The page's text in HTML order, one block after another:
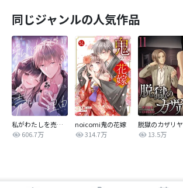
同じジャンルの人気作品
私がわたしを売る理由
606.7万
noicomi鬼の花嫁
314.7万
脱獄のカザリヤ
13.5万